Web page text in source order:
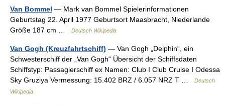
Van Bommel — Mark van Bommel Spielerinformationen
Geburtstag 22. April 1977 Geburtsort Maasbracht, Niederlande
Größe 187 cm …
Deutsch Wikipedia
Van Gogh (Kreuzfahrtschiff) — Van Gogh „Delphin“, ein
Schwesterschiff der „Van Gogh“ Übersicht der Schiffsdaten
Schiffstyp: Passagierschiff ex Namen: Club I Club Cruise I Odessa
Sky Gruziya Vermessung: 15.402 BRZ / 6.057 NRZ T …
Deutsch
Wikipedia